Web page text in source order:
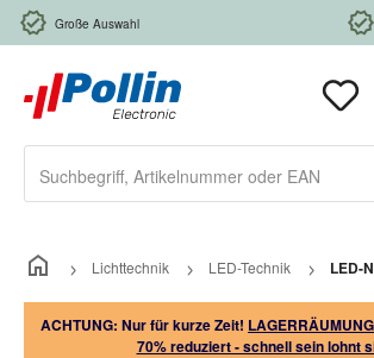
Zum Hauptinhalt springen
Große Auswahl
Lichttechnik LED-Technik LED-
ACHTUNG: Nur für kurze Zeit!
70% reduziert - schnell sein lohnt